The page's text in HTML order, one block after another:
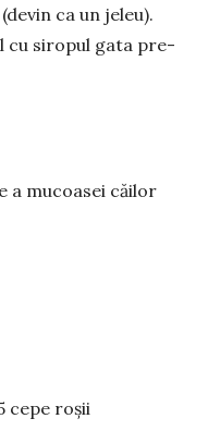
ca un je­leu).
cu siropul gata pre­
a mucoasei căilor
cepe roșii